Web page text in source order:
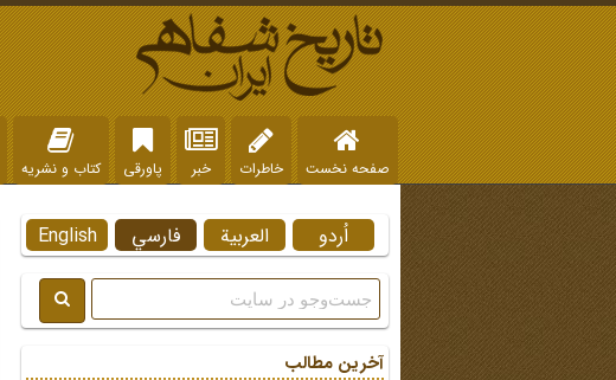
صفحه نخست خاطرات خبر پاورقی کتاب و نشریه
English فارسي العربية اُردو
آخرین مطالب